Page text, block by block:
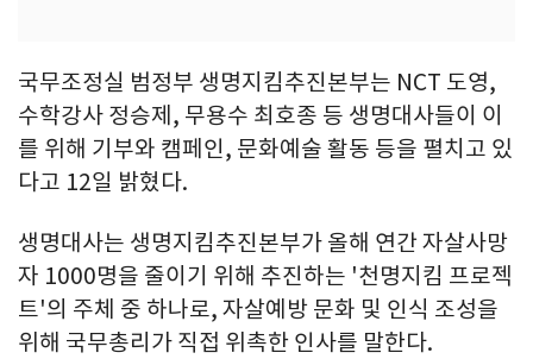
국무조정실 범정부 생명지킴추진본부는 NCT 도영,
수학강사 정승제, 무용수 최호종 등 생명대사들이 이
를 위해 기부와 캠페인, 문화예술 활동 등을 펼치고 있
다고 12일 밝혔다.
생명대사는 생명지킴추진본부가 올해 연간 자살사망
자 1000명을 줄이기 위해 추진하는 '천명지킴 프로젝
트'의 주체 중 하나로, 자살예방 문화 및 인식 조성을
위해 국무총리가 직접 위촉한 인사를 말한다.